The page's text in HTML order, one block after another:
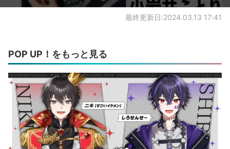
最終更新日:2024.03.13 17:41
POP UP！をもっと見る